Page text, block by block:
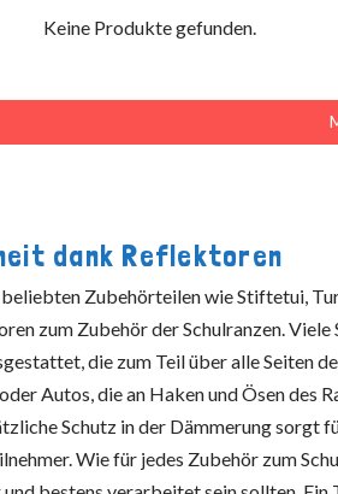
Keine Produkte gefunden.
dank Reflektoren
Zubehörteilen wie Stiftetui,
zum Zubehör der Schulranzen.
die zum Teil über alle Seiten
Autos, die an Haken und Ösen des
Schutz in der Dämmerung sorgt
Wie für jedes Zubehör zum